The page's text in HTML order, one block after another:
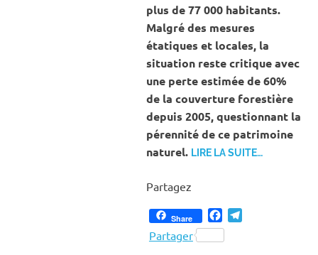
plus de 77 000 habitants.
Malgré des mesures
étatiques et locales, la
situation reste critique avec
une perte estimée de 60%
de la couverture forestière
depuis 2005, questionnant la
pérennité de ce patrimoine
naturel. LIRE LA SUITE…
Partagez
Share Facebook
Partager